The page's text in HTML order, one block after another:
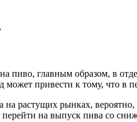
пиво, главным образом, в
привести к тому, что в
рынках, вероятно,
на выпуск пива со